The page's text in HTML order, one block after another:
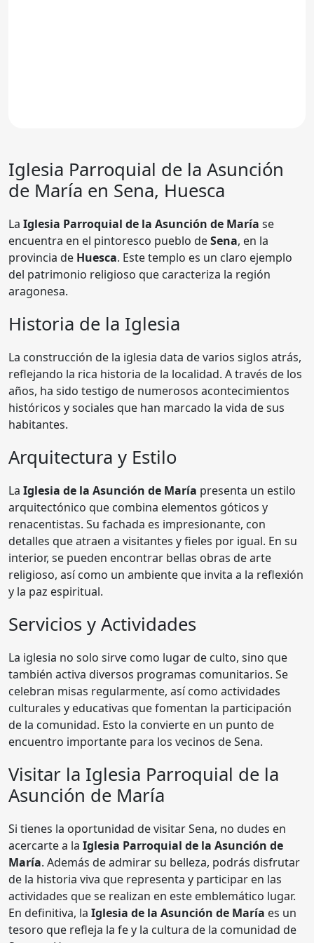
Iglesia Parroquial de la Asunción
de María en Sena, Huesca
La Iglesia Parroquial de la Asunción de María se
encuentra en el pintoresco pueblo deSena, en la
provincia de Huesca. Este templo es un claro ejemplo
del patrimonio religioso que caracteriza la región
aragonesa.
Historia de la Iglesia
La construcción de la iglesia data de varios siglos atrás,
reflejando la rica historia de la localidad. A través de los
años, ha sido testigo de numerosos acontecimientos
históricos y sociales que han marcado la vida de sus
habitantes.
Arquitectura y Estilo
La Iglesia de la Asunción de María presenta un estilo
arquitectónico que combina elementos góticos y
renacentistas. Su fachada es impresionante, con
detalles que atraen a visitantes y fieles por igual. En su
interior, se pueden encontrar bellas obras de arte
religioso, así como un ambiente que invita a la reflexión
y la paz espiritual.
Servicios y Actividades
La iglesia no solo sirve como lugar de culto, sino que
también activa diversos programas comunitarios. Se
celebran misas regularmente, así como actividades
culturales y educativas que fomentan la participación
de la comunidad. Esto la convierte en un punto de
encuentro importante para los vecinos de Sena.
Visitar la Iglesia Parroquial de la
Asunción de María
Si tienes la oportunidad de visitar Sena, no dudes en
acercarte a la Iglesia Parroquial de la Asunción de
María. Además de admirar su belleza, podrás disfrutar
de la historia viva que representa y participar en las
actividades que se realizan en este emblemático lugar.
En definitiva, la Iglesia de la Asunción de María es un
tesoro que refleja la fe y la cultura de la comunidad de